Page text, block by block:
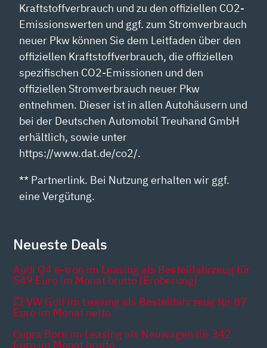
Kraftstoffverbrauch und zu den offiziellen CO2-
Emissionswerten und ggf. zum Stromverbrauch
neuer Pkw können Sie dem Leitfaden über den
offiziellen Kraftstoffverbrauch, die offiziellen
spezifischen CO2-Emissionen und den
offiziellen Stromverbrauch neuer Pkw
entnehmen. Dieser ist in allen Autohäusern und
bei der Deutschen Automobil Treuhand GmbH
erhältlich, sowie unter
https://www.dat.de/co2/.
** Partnerlink. Bei Nutzung erhalten wir ggf.
eine Vergütung.
Neueste Deals
Audi Q4 e-tron im Leasing als Bestellfahrzeug für
549 Euro im Monat brutto [Eroberung]
💥 VW Golf im Leasing als Bestellfahrzeug für 87
Euro im Monat netto
Cupra Born im Leasing als Neuwagen für 342
Euro im Monat brutto